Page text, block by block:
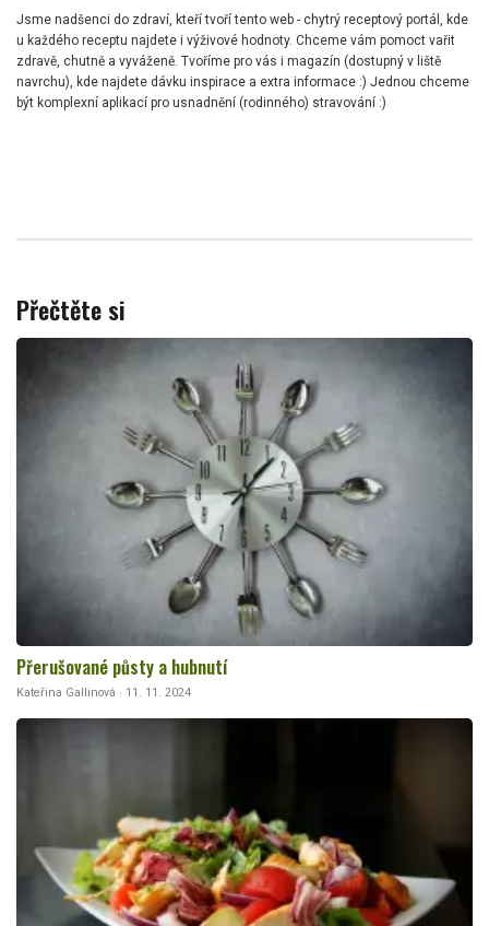
Jsme nadšenci do zdraví, kteří tvoří tento web - chytrý receptový portál, kde
u každého receptu najdete i výživové hodnoty. Chceme vám pomoct vařit
zdravě, chutně a vyváženě. Tvoříme pro vás i magazín (dostupný v liště
navrchu), kde najdete dávku inspirace a extra informace :) Jednou chceme
být komplexní aplikací pro usnadnění (rodinného) stravování :)
Přečtěte si
Přerušované půsty a hubnutí
Kateřina Gallinová · 11. 11. 2024